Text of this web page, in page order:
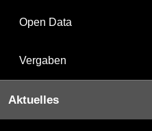
Open Data
Vergaben
Aktuelles